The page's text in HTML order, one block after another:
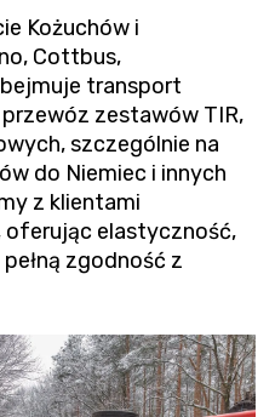
Kożuchów i
Cottbus,
transport
zestawów TIR,
szczególnie na
do Niemiec i innych
z klientami
oferując elastyczność,
zgodność z